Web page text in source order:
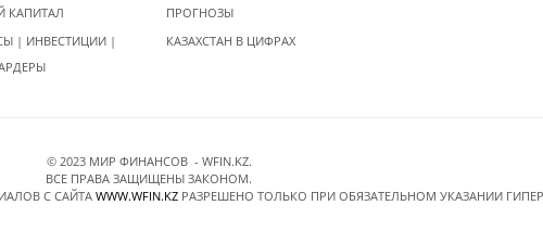
КАПИТАЛ
| ИНВЕСТИЦИИ |
ПРОГНОЗЫ
КАЗАХСТАН В ЦИФРАХ
© 2023 МИР ФИНАНСОВ - WFIN.KZ.
ВСЕ ПРАВА ЗАЩИЩЕНЫ ЗАКОНОМ.
C САЙТА WWW.WFIN.KZ РАЗРЕШЕНО ТОЛЬКО ПРИ ОБЯЗАТЕЛЬНОМ УКАЗАНИИ